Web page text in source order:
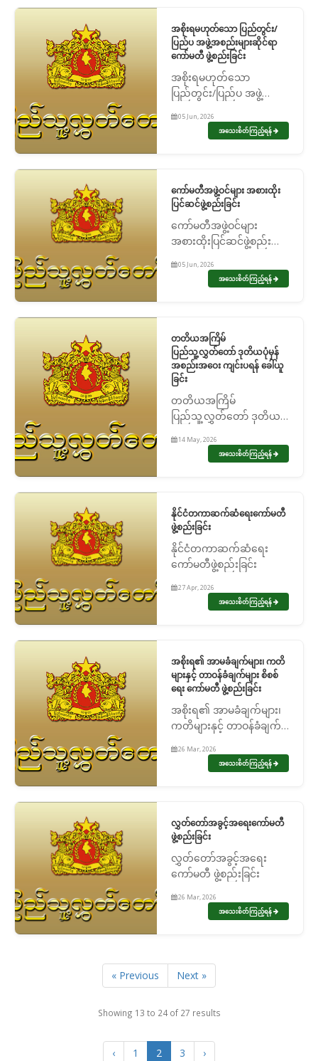
အစိုးရမဟုတ်သော ပြည်တွင်း/
ပြည်ပ အဖွဲ့အစည်းများဆိုင်ရာ
ကော်မတီ ဖွဲ့စည်းခြင်း
အစိုးရမဟုတ်သော
ပြည်တွင်း/ပြည်ပ အဖွဲ့
ဖွဲ့စည်းခြင်း
05 Jun, 2026
အသေးစိတ်ကြည့်ရန်
ကော်မတီအဖွဲ့ဝင်များ အစားထိုး
ပြင်ဆင်ဖွဲ့စည်းခြင်း
ကော်မတီအဖွဲ့ဝင်များ
အစားထိုးပြင်ဆင်ဖွဲ့စည်း
05 Jun, 2026
အသေးစိတ်ကြည့်ရန်
တတိယအကြိမ်
ပြည်သူ့လွှတ်တော် ဒုတိယပုံမှန်
အစည်းအဝေး ကျင်းပရန် ခေါ်ယူ
ခြင်း
တတိယအကြိမ်
ပြည်သူ့လွှတ်တော် ဒုတိယပုံ
ခေါ်ယူခြင်း
14 May, 2026
အသေးစိတ်ကြည့်ရန်
နိုင်ငံတကာဆက်ဆံရေးကော်မတီ
ဖွဲ့စည်းခြင်း
နိုင်ငံတကာဆက်ဆံရေး
ကော်မတီဖွဲ့စည်းခြင်း
27 Apr, 2026
အသေးစိတ်ကြည့်ရန်
အစိုးရ၏ အာမခံချက်များ၊ ကတိ
များနှင့် တာဝန်ခံချက်များ စိစစ်
ရေး ကော်မတီ ဖွဲ့စည်းခြင်း
အစိုးရ၏ အာမခံချက်များ၊
ကတိများနှင့် တာဝန်ခံချက်
ဖွဲ့စည်းခြင်း
26 Mar, 2026
အသေးစိတ်ကြည့်ရန်
လွှတ်တော်အခွင့်အရေးကော်မတီ
ဖွဲ့စည်းခြင်း
လွှတ်တော်အခွင့်အရေး
ကော်မတီ ဖွဲ့စည်းခြင်း
26 Mar, 2026
အသေးစိတ်ကြည့်ရန်
« Previous Next »
Showing 13 to 24of 27 results
‹ 1 2 3 ›